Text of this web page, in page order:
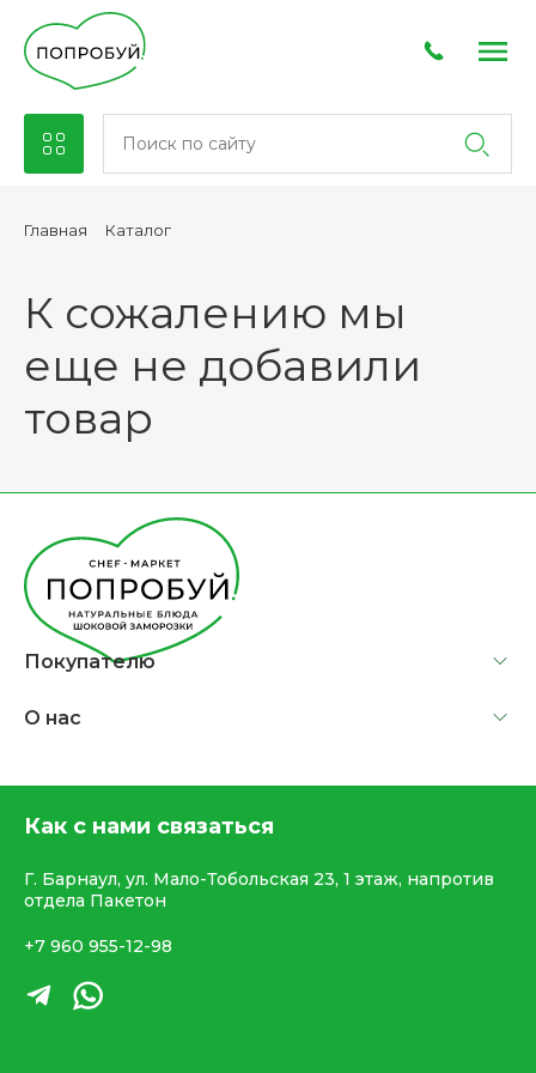
Главная Каталог
К сожалению мы
еще не добавили
товар
Покупателю
О нас
Как с нами связаться
Г. Барнаул, ул. Мало-Тобольская 23, 1 этаж, напротив
отдела Пакетон
+7 960 955-12-98